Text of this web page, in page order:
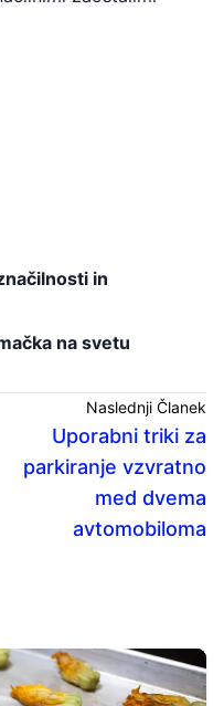
in
na svetu
Naslednji Članek
Uporabni triki za
parkiranje vzvratno
med dvema
avtomobiloma